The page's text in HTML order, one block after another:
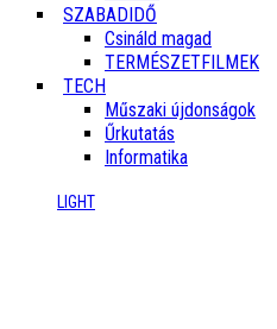
SZABADIDŐ
Csináld magad
TERMÉSZETFILMEK
TECH
Műszaki újdonságok
Űrkutatás
Informatika
LIGHT